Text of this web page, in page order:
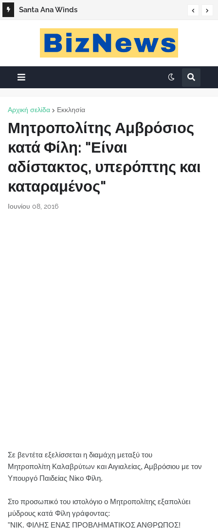
Santa Ana Winds
«Ο Βάσος της Καλής»
Αρχική σελίδα Εκκλησία
Μητροπολίτης Αμβρόσιος
κατά Φίλη: "Είναι
αδίστακτος, υπερόπτης και
καταραμένος"
Ιουνίου 08, 2016
Σε βεντέτα εξελίσσεται η διαμάχη μεταξύ του
Μητροπολίτη Καλαβρύτων και Αιγιαλείας, Αμβρόσιου με τον
Υπουργό Παιδείας Νίκο Φίλη.
Στο προσωπικό του ιστολόγιο ο Μητροπολίτης εξαπολύει
μύδρους κατά Φίλη γράφοντας:
"ΝΙΚ. ΦΙΛΗΣ ΕΝΑΣ ΠΡΟΒΛΗΜΑΤΙΚΟΣ ΑΝΘΡΩΠΟΣ!